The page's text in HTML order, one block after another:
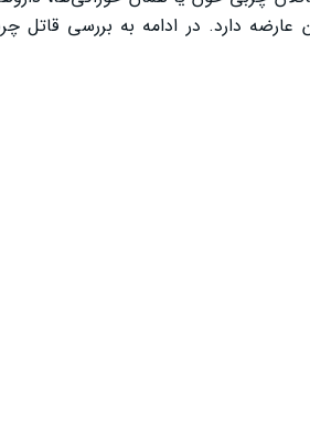
عارضه دارد. در ادامه به بررسی